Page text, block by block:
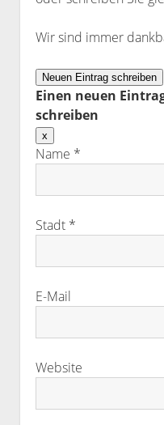
Wir sind immer
Einen neuen
schreiben
xDiese
Formular
ausblenden
Name *
Stadt *
E-Mail
Website